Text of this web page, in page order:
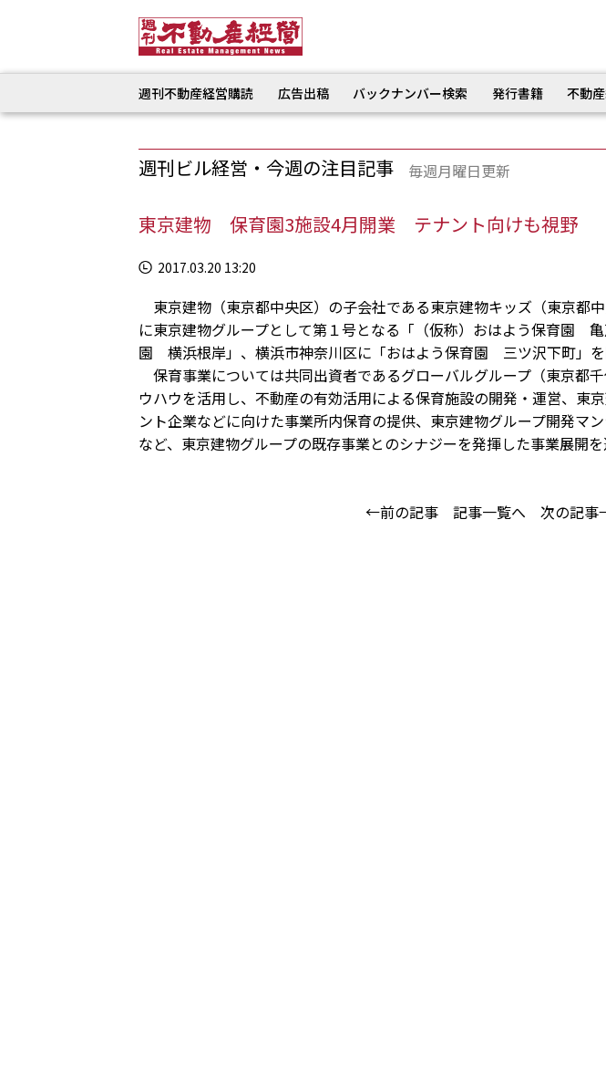
週刊不動産経営購読 広告出稿 バックナンバー検索 発行書籍 不動
週刊ビル経営・今週の注目記事 毎週月曜日更新
東京建物 保育園3施設4月開業 テナント向けも視野
2017.03.20 13:20
東京建物（東京都中央区）の子会社である東京建物キッズ（東京都
に東京建物グループとして第１号となる「（仮称）おはよう保育園
園 横浜根岸」、横浜市神奈川区に「おはよう保育園 三ツ沢下町」を
保育事業については共同出資者であるグローバルグループ（東京都
ウハウを活用し、不動産の有効活用による保育施設の開発・運営、東
ント企業などに向けた事業所内保育の提供、東京建物グループ開発マ
など、東京建物グループの既存事業とのシナジーを発揮した事業展開を
←前の記事 記事一覧へ 次の記